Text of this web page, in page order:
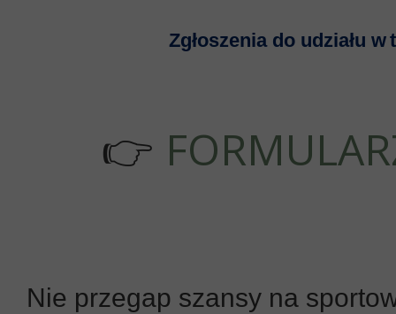
Zgłoszenia do udziału
👉
Nie przegap szansy na